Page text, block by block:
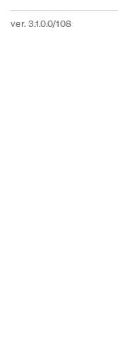
ver. 3.1.0.0/108